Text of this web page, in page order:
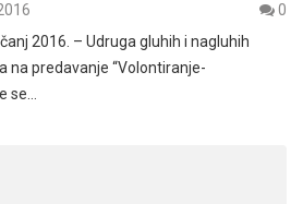
0
2016. – Udruga gluhih i nagluhih
na predavanje “Volontiranje-
se…